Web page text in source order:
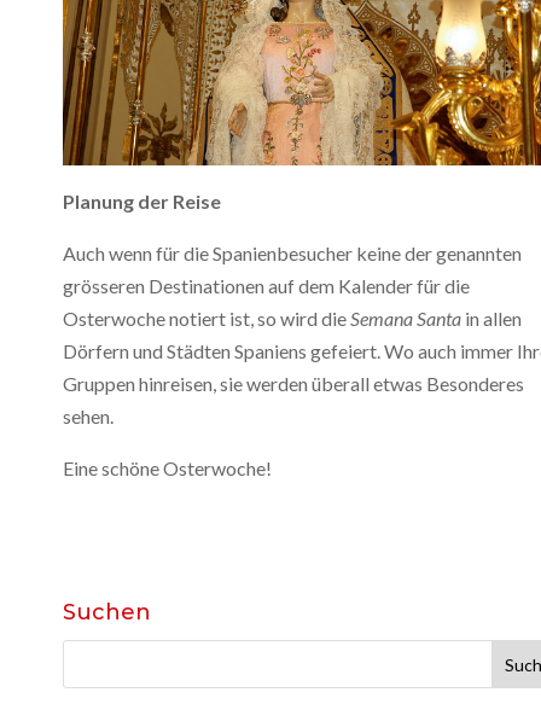
Planung der Reise
Auch wenn für die Spanienbesucher keine der genannten
grösseren Destinationen auf dem Kalender für die
Osterwoche notiert ist, so wird dieSemana Santa in allen
Dörfern und Städten Spaniens gefeiert. Wo auch immer
Gruppen hinreisen, sie werden überall etwas Besonderes
sehen.
Eine schöne Osterwoche!
Suchen
nach: